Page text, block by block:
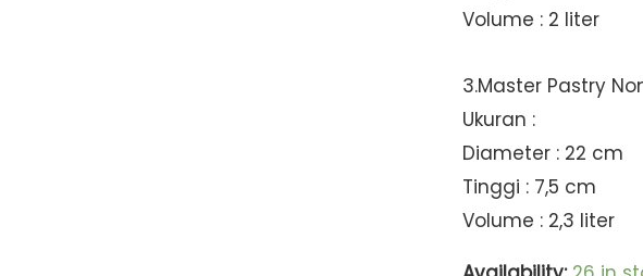
Volume : 2 liter
3.Master Pastry
Ukuran :
Diameter : 22 cm
Tinggi : 7,5 cm
Volume : 2,3 liter